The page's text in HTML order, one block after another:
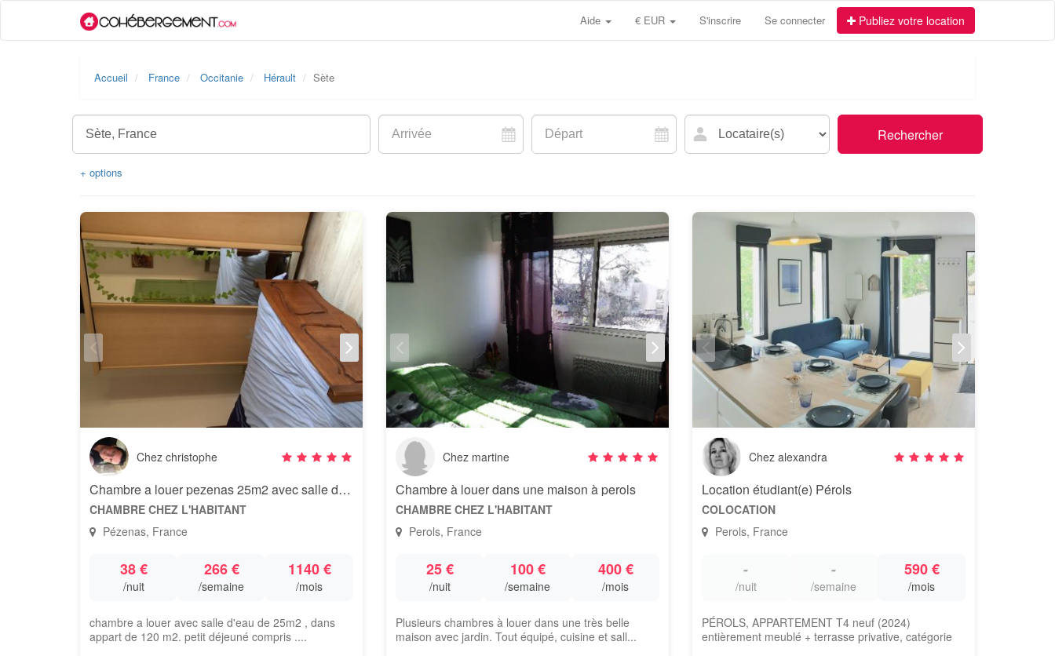
Aide € EUR S'inscrire Se connecter Publiez votre location
Accueil France Occitanie Hérault Sète
Rechercher
+ options
Chez christophe
Chambre a louer pezenas 25m2 avec salle d eau
CHAMBRE CHEZ L'HABITANT
Pézenas, France
38 €
/nuit
266 €
/semaine
1140 €
/mois
chambre a louer avec salle d'eau de 25m2 , dans
appart de 120 m2. petit déjeuné compris ....
Chez martine
Chambre à louer dans une maison à perols
CHAMBRE CHEZ L'HABITANT
Perols, France
25 €
/nuit
100 €
/semaine
400 €
/mois
Plusieurs chambres à louer dans une très belle
maison avec jardin. Tout équipé, cuisine et sall...
Chez alexandra
Location étudiant(e) Pérols
COLOCATION
Perols, France
-
/nuit
-
/semaine
590 €
/mois
PÉROLS, APPARTEMENT T4 neuf (2024)
entièrement meublé + terrasse privative, catégorie